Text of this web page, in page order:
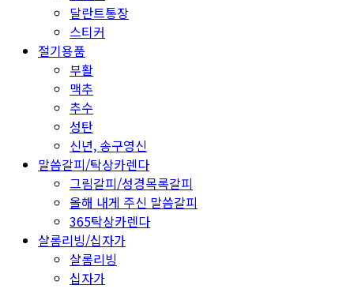
달란트통장
스티커
절기용품
부활
맥추
추수
성탄
신년, 송구영신
말씀갈피/탁상카렌다
그림갈피/성경목록갈피
올해 내게 주신 말씀갈피
365탁상카렌다
샬롬리빙/십자가
샬롬리빙
십자가